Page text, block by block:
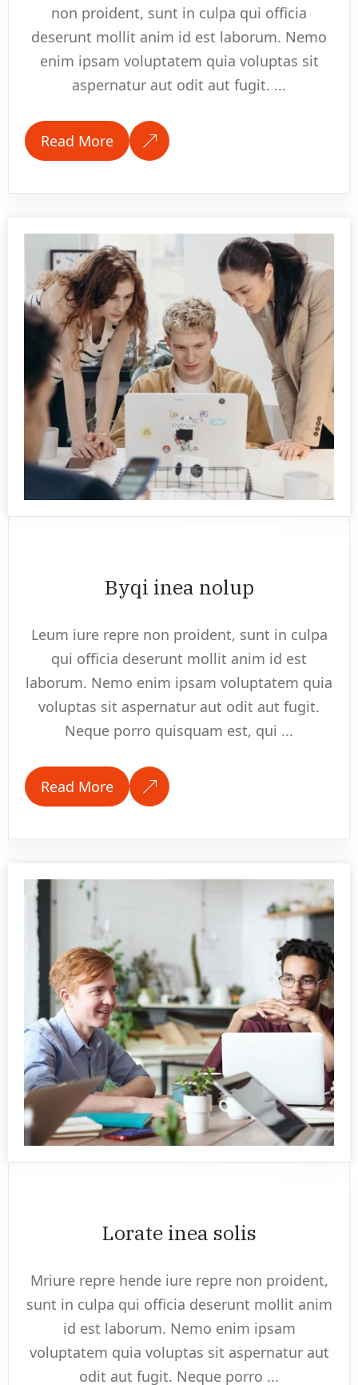
non proident, sunt in culpa qui officia
deserunt mollit anim id est laborum. Nemo
enim ipsam voluptatem quia voluptas sit
aspernatur aut odit aut fugit. ...
Read More
Byqi inea nolup
Leum iure repre non proident, sunt in culpa
qui officia deserunt mollit anim id est
laborum. Nemo enim ipsam voluptatem quia
voluptas sit aspernatur aut odit aut fugit.
Neque porro quisquam est, qui ...
Read More
Lorate inea solis
Mriure repre hende iure repre non proident,
sunt in culpa qui officia deserunt mollit anim
id est laborum. Nemo enim ipsam
voluptatem quia voluptas sit aspernatur aut
odit aut fugit. Neque porro ...